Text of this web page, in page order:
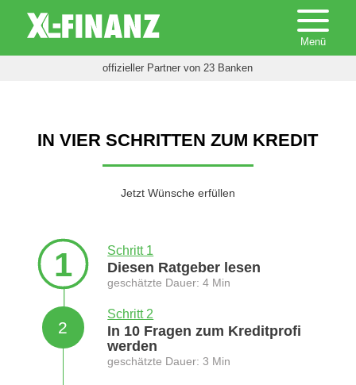
offizieller Partner von 23 Banken
IN VIER SCHRITTEN ZUM KREDIT
Jetzt Wünsche erfüllen
1 Schritt 1
Diesen Ratgeber lesen
geschätzte Dauer: 4 Min
2
Schritt 2
In 10 Fragen zum Kreditprofi
werden
geschätzte Dauer: 3 Min